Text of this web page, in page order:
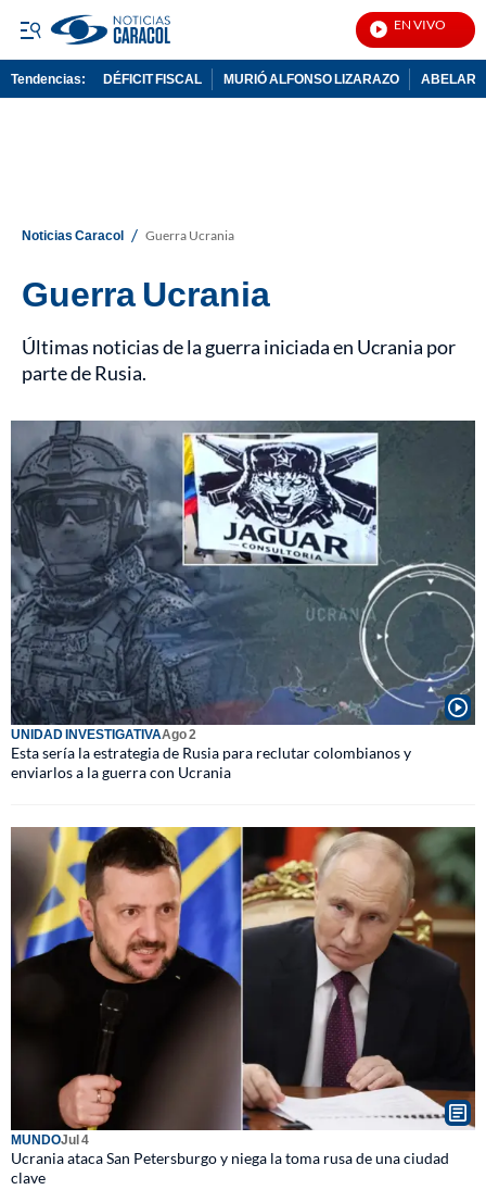
EN VIVO
Tendencias: DÉFICIT FISCAL MURIÓ ALFONSO LIZARAZO
Noticias Caracol / Guerra Ucrania
Guerra Ucrania
Últimas noticias de la guerra iniciada en Ucrania por
parte de Rusia.
UNIDAD INVESTIGATIVAAgo 2
Esta sería la estrategia de Rusia para reclutar colombianos y
enviarlos a la guerra con Ucrania
MUNDOJul 4
Ucrania ataca San Petersburgo y niega la toma rusa de una ciudad
clave